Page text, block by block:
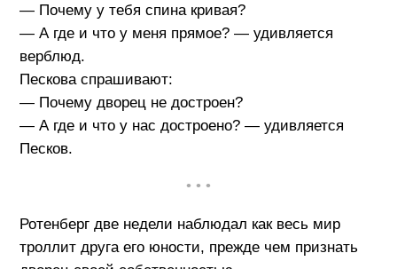
— Почему у тебя спина кривая?
— А где и что у меня прямое? — удивляется
верблюд.
Пескова спрашивают:
— Почему дворец не достроен?
— А где и что у нас достроено? — удивляется
Песков.
• • •
Ротенберг две недели наблюдал как весь мир
троллит друга его юности, прежде чем признать